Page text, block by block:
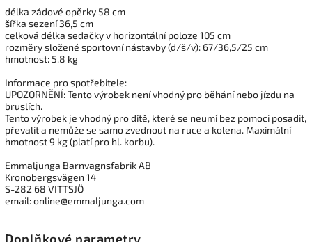
délka zádové opěrky 58 cm
šířka sezení 36,5 cm
celková délka sedačky v horizontální poloze 105 cm
rozměry složené sportovní nástavby (d/š/v): 67/36,5/25 cm
hmotnost: 5,8 kg
Informace pro spotřebitele:
UPOZORNĚNÍ: Tento výrobek není vhodný pro běhání nebo jízdu na
bruslích.
Tento výrobek je vhodný pro dítě, které se neumí bez pomoci posadit,
převalit a nemůže se samo zvednout na ruce a kolena. Maximální
hmotnost 9 kg (platí pro hl. korbu).
Emmaljunga Barnvagnsfabrik AB
Kronobergsvägen 14
S-282 68 VITTSJÖ
email: online@emmaljunga.com
Doplňkové parametry